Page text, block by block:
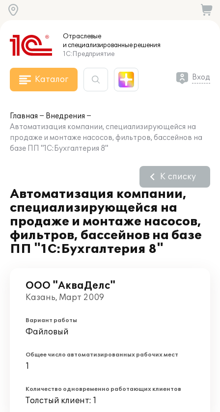
Отраслевые
и специализированныерешения
1С:Предприятие
Каталог Вход
Главная
Внедрения
Автоматизация компании, специализирующейся на
продаже и монтаже насосов, фильтров, бассейнов на
базе ПП "1С:Бухгалтерия 8"
Автоматизация компании,
специализирующейся на
продаже и монтаже насосов,
фильтров, бассейнов на базе
ПП "1С:Бухгалтерия 8"
К списку
ООО "АкваДелс"
Казань, Март 2009
Вариант работы
Файловый
Общее число автоматизированных рабочих мест
1
Количество одновременно работающих клиентов
Толстый клиент: 1